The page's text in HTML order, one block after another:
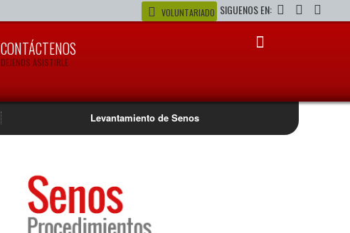
VOLUNTARIADO SIGUENOS EN:
CONTÁCTENOS
DEJENOS ASISTIRLE
Levantamiento de Senos